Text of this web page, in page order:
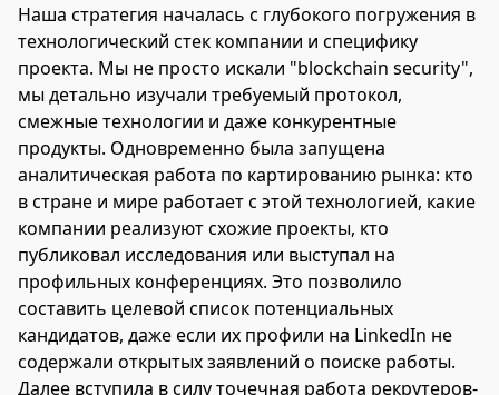
Наша стратегия началась с глубокого погружения в
технологический стек компании и специфику
проекта. Мы не просто искали "blockchain security",
мы детально изучали требуемый протокол,
смежные технологии и даже конкурентные
продукты. Одновременно была запущена
аналитическая работа по картированию рынка: кто
в стране и мире работает с этой технологией, какие
компании реализуют схожие проекты, кто
публиковал исследования или выступал на
профильных конференциях. Это позволило
составить целевой список потенциальных
кандидатов, даже если их профили на LinkedIn не
содержали открытых заявлений о поиске работы.
Далее вступила в силу точечная работа рекрутеров-